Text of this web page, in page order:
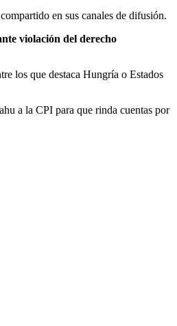
en sus canales de difusión.
violación del derecho
los que destaca Hungría o Estados
a la CPI para que rinda cuentas por